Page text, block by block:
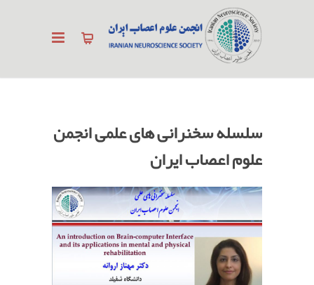
سلسله سخنرانی های علمی انجمن
علوم اعصاب ایران